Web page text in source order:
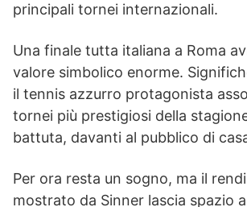
principali tornei internazionali.
Una finale tutta italiana a Roma
valore simbolico enorme.
il tennis azzurro protagonista
tornei più prestigiosi della
battuta, davanti al pubblico di
Per ora resta un sogno, ma il
mostrato da Sinner lascia spazio